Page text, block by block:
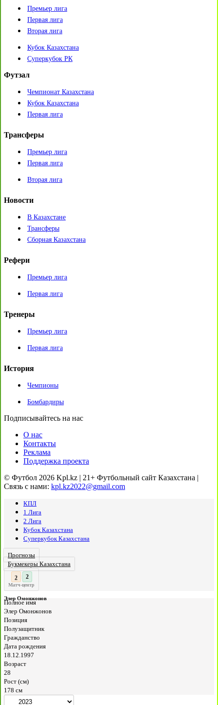
Премьер лига
Первая лига
Вторая лига
Кубок Казахстана
Суперкубок РК
Футзал
Чемпионат Казахстана
Кубок Казахстана
Первая лига
Трансферы
Премьер лига
Первая лига
Вторая лига
Новости
В Казахстане
Трансферы
Сборная Казахстана
Рефери
Премьер лига
Первая лига
Тренеры
Премьер лига
Первая лига
История
Чемпионы
Бомбардиры
Подписывайтесь на нас
О нас
Контакты
Реклама
Поддержка проекта
© Футбол 2026 Kpl.kz | 21+ Футбольный сайт Казахстана |
Связь с нами: kpl.kz2022@gmail.com
КПЛ
1 Лига
2 Лига
Кубок Казахстана
Суперкубок Казахстана
Прогнозы
Букмекеры Казахстана
3
:
Матч-центр
Элер Омонжонов
Полное имя
Элер Омонжонов
Позиция
Полузащитник
Гражданство
Дата рождения
18.12.1997
Возраст
28
Рост (см)
178 см